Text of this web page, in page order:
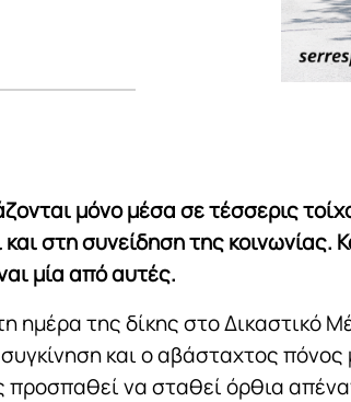
μόνο μέσα σε τέσσερις
στη συνείδηση της κοινωνίας.
μία από αυτές.
ημέρα της δίκης στο Δικαστικό
και ο αβάσταχτος πόνος
προσπαθεί να σταθεί όρθια